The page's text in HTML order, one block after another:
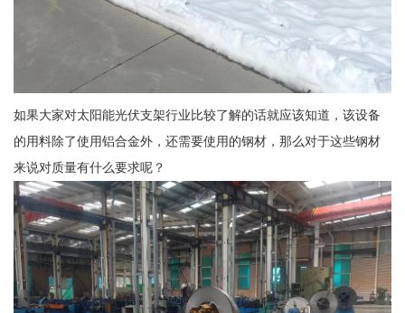
如果大家对太阳能光伏支架行业比较了解的话就应该知道，该设备
的用料除了使用铝合金外，还需要使用的钢材，那么对于这些钢材
来说对质量有什么要求呢？